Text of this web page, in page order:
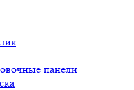
панели